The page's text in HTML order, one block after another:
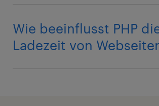
Wie beeinflusst PHP
Ladezeit von